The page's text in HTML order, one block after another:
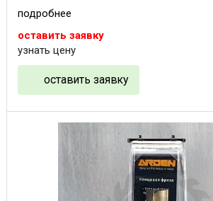
подробнее
оставить заявку
узнать цену
оставить заявку